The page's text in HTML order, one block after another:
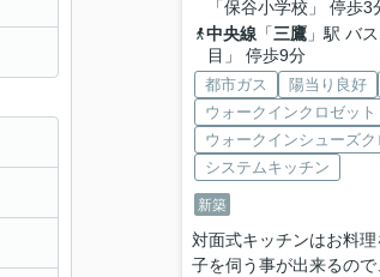
「保谷小学校」 停歩3
中央線「三鷹」駅 バ
目」 停歩9分
都市ガス 陽当り良好
ウォークインクロゼット
ウォークインシューズク
システムキッチン
新築
対面式キッチンはお料
子を伺う事が出来るの